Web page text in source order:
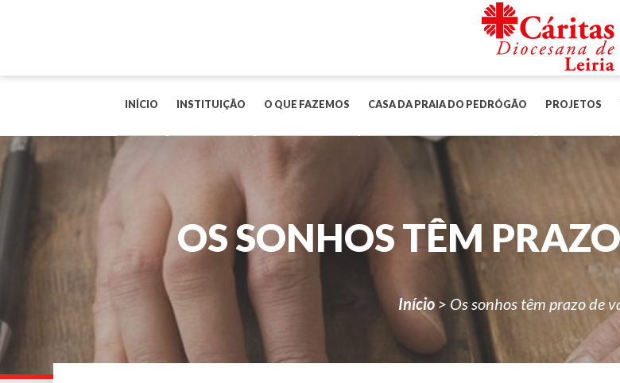
INÍCIO INSTITUIÇÃO O QUE FAZEMOS CASA DA PRAIA DO PEDRÓGÃO PROJETOS
OS SONHOS TÊM
Início > Os sonhos têm prazo de